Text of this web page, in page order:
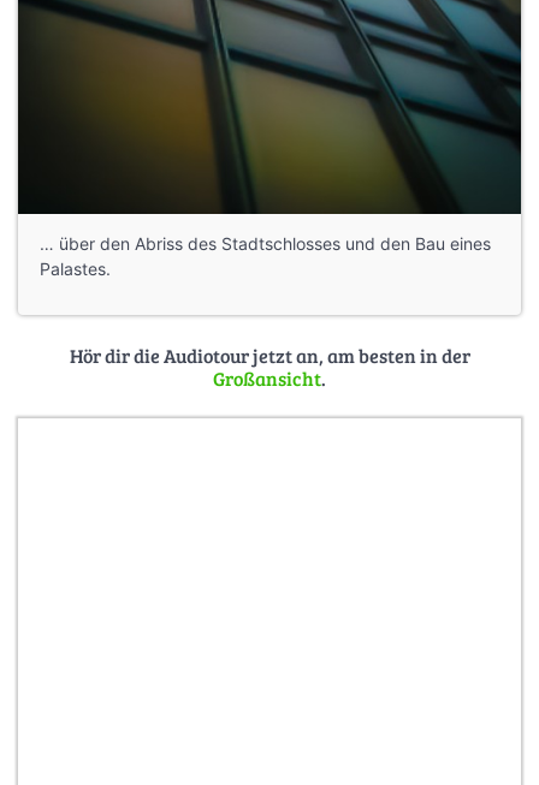
… über den Abriss des Stadtschlosses und den Bau eines
Palastes.
Hör dir die Audiotour jetzt an, am besten in der
Großansicht.